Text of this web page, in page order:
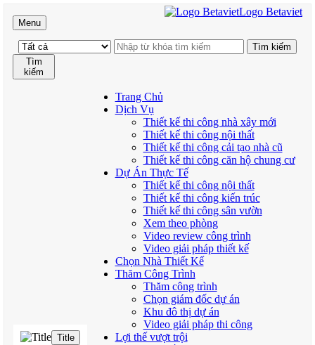
Menu
Logo Betaviet
Tìm
kiếm
Title
Trang Chủ
Dịch Vụ
Thiết kế thi công nhà xây mới
Thiết kế thi công nội thất
Thiết kế thi công cải tạo nhà cũ
Thiết kế thi công căn hộ chung cư
Dự Án Thực Tế
Thiết kế thi công nội thất
Thiết kế thi công kiến trúc
Thiết kế thi công sân vườn
Xem theo phòng
Video review công trình
Video giải pháp thiết kế
Chọn Nhà Thiết Kế
Thăm Công Trình
Thăm công trình
Chọn giám đốc dự án
Khu đô thị dự án
Video giải pháp thi công
Lợi thế vượt trội